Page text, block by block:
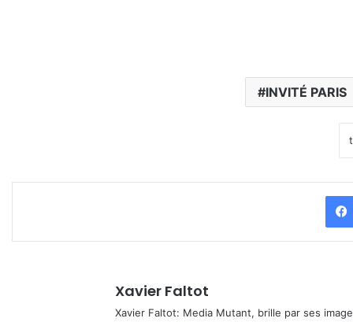
INVITÉ PARIS
Xavier Faltot
Xavier Faltot: Media Mutant, brille par ses